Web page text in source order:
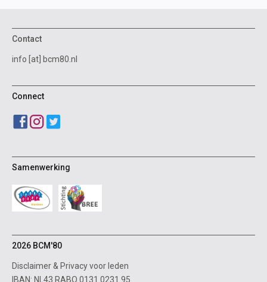
Contact
info [at] bcm80.nl
Connect
Samenwerking
2026 BCM'80
Disclaimer& Privacy voor leden
IBAN: NL43 RABO 0131 0231 95